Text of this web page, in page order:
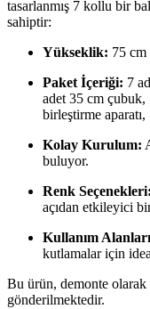
tasarlanmış 7 kollu bir
sahiptir:
Yükseklik: 75 cm
Paket İçeriği: 7
adet 35 cm çubuk,
birleştirme
Kolay Kurulum:
buluyor.
Renk Seçenekleri:
açıdan etkileyici
Kullanım
kutlamalar için
Bu ürün, demonte olarak
gönderilmektedir.